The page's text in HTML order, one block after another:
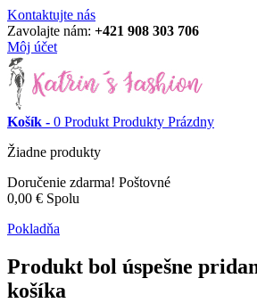
Kontaktujte nás
Zavolajte nám: +421 908 303 706
Môj účet
Košík - 0 Produkt Produkty Prázdny
Žiadne produkty
Doručenie zdarma! Poštovné
0,00 € Spolu
Pokladňa
Produkt bol úspešne
košíka